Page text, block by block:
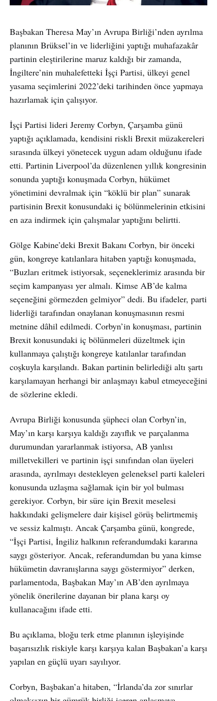
Başbakan Theresa May’ın Avrupa Birliği’nden ayrılma
planının Brüksel’in ve liderliğini yaptığı muhafazakâr
partinin eleştirilerine maruz kaldığı bir zamanda,
İngiltere’nin muhalefetteki İşçi Partisi, ülkeyi genel
yasama seçimlerini 2022’deki tarihinden önce yapmaya
hazırlamak için çalışıyor.
İşçi Partisi lideri Jeremy Corbyn, Çarşamba günü
yaptığı açıklamada, kendisini riskli Brexit müzakereleri
sırasında ülkeyi yönetecek uygun adam olduğunu ifade
etti. Partinin Liverpool’da düzenlenen yıllık kongresinin
sonunda yaptığı konuşmada Corbyn, hükümet
yönetimini devralmak için “köklü bir plan” sunarak
partisinin Brexit konusundaki iç bölünmelerinin etkisini
en aza indirmek için çalışmalar yaptığını belirtti.
Gölge Kabine’deki Brexit Bakanı Corbyn, bir önceki
gün, kongreye katılanlara hitaben yaptığı konuşmada,
“Buzları eritmek istiyorsak, seçeneklerimiz arasında bir
seçim kampanyası yer almalı. Kimse AB’de kalma
seçeneğini görmezden gelmiyor” dedi. Bu ifadeler, parti
liderliği tarafından onaylanan konuşmasının resmi
metnine dâhil edilmedi. Corbyn’in konuşması, partinin
Brexit konusundaki iç bölünmeleri düzeltmek için
kullanmaya çalıştığı kongreye katılanlar tarafından
coşkuyla karşılandı. Bakan partinin belirlediği altı şartı
karşılamayan herhangi bir anlaşmayı kabul etmeyeceğini
de sözlerine ekledi.
Avrupa Birliği konusunda şüpheci olan Corbyn’in,
May’ın karşı karşıya kaldığı zayıflık ve parçalanma
durumundan yararlanmak istiyorsa, AB yanlısı
milletvekilleri ve partinin işçi sınıfından olan üyeleri
arasında, ayrılmayı destekleyen geleneksel parti kaleleri
konusunda uzlaşma sağlamak için bir yol bulması
gerekiyor. Corbyn, bir süre için Brexit meselesi
hakkındaki gelişmelere dair kişisel görüş belirtmemiş
ve sessiz kalmıştı. Ancak Çarşamba günü, kongrede,
“İşçi Partisi, İngiliz halkının referandumdaki kararına
saygı gösteriyor. Ancak, referandumdan bu yana kimse
hükümetin davranışlarına saygı göstermiyor” derken,
parlamentoda, Başbakan May’ın AB’den ayrılmaya
yönelik önerilerine dayanan bir plana karşı oy
kullanacağını ifade etti.
Bu açıklama, bloğu terk etme planının işleyişinde
başarısızlık riskiyle karşı karşıya kalan Başbakan’a karşı
yapılan en güçlü uyarı sayılıyor.
Corbyn, Başbakan’a hitaben, “İrlanda’da zor sınırlar